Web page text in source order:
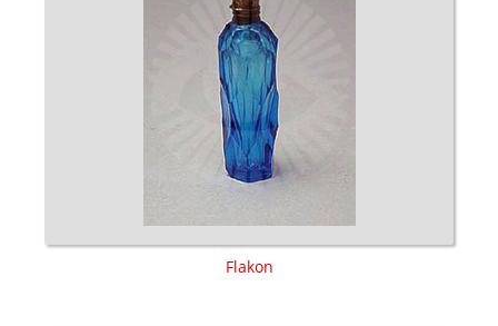
Flakon